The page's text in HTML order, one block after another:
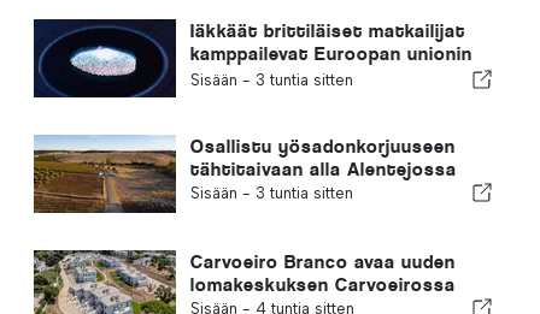
Iäkkäät brittiläiset matkailijat
kamppailevat Euroopan unionin
uusien sormenjälkitarkastusten
Sisään - 3 tuntia sitten
Osallistu yösadonkorjuuseen
tähtitaivaan alla Alentejossa
Sisään - 3 tuntia sitten
Carvoeiro Branco avaa uuden
lomakeskuksen Carvoeirossa
Sisään - 4 tuntia sitten